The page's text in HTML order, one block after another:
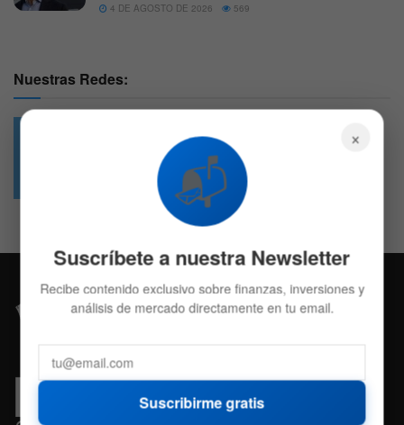
4 DE AGOSTO DE 2026 569
Nuestras Redes:
4.7k
Followers
×
📬
Suscríbete a nuestra Newsletter
Recibe contenido exclusivo sobre finanzas, inversiones y
análisis de mercado directamente en tu email.
Suscribirme gratis